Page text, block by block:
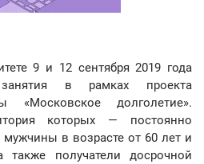
9 и 12 сентября 2019 года
в рамках проекта
«Московское долголетие».
которых — постоянно
в возрасте от 60 лет и
получатели досрочной